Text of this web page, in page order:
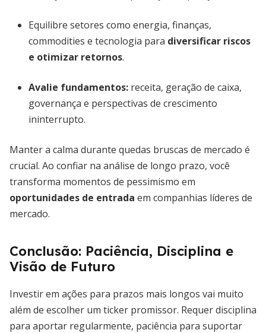
Equilibre setores como energia, finanças,
commodities e tecnologia para diversificar riscos
e otimizar retornos.
Avalie fundamentos: receita, geração de caixa,
governança e perspectivas de crescimento
ininterrupto.
Manter a calma durante quedas bruscas de mercado é
crucial. Ao confiar na análise de longo prazo, você
transforma momentos de pessimismo em
oportunidades de entrada em companhias líderes de
mercado.
Conclusão: Paciência, Disciplina e
Visão de Futuro
Investir em ações para prazos mais longos vai muito
além de escolher um ticker promissor. Requer disciplina
para aportar regularmente, paciência para suportar